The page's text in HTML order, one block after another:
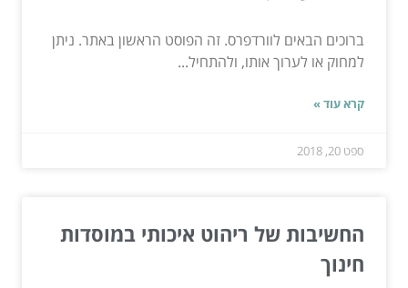
ברוכים הבאים לוורדפרס. זה הפוסט הראשון באתר. ניתן
למחוק או לערוך אותו, ולהתחיל...
קרא עוד »
ספט 20, 2018
החשיבות של ריהוט איכותי במוסדות
חינוך